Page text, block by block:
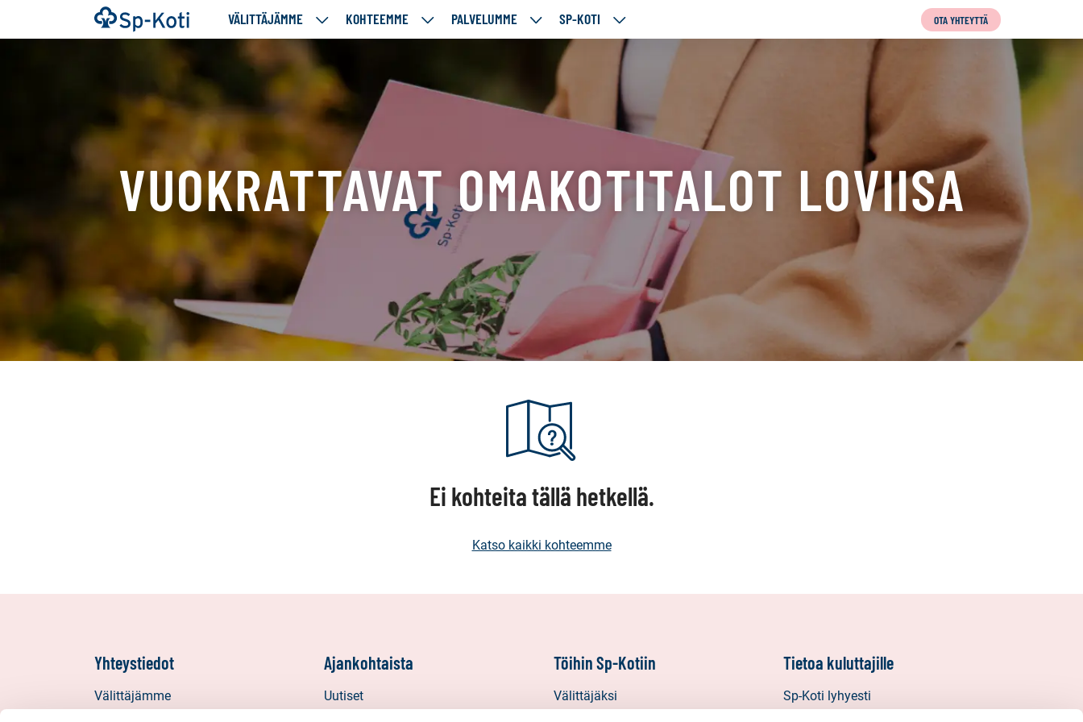
Siirry
sisältöön
Etusivu VÄLITTÄJÄMME
VÄLITTÄJÄMME
KOHTEEMME
KOHTEEMME
PALVELUMME
PALVELUMME
ALASIVUT
SP-KOTI
SP-
KOTI
ALASIVUT
OTA YHTEYTTÄ
VUOKRATTAVAT OMAKOTITALOT LOVIISA
Tällä
sivulla
näytetään
Ei kohteita tällä hetkellä.
Katso kaikki kohteemme
Yhteystiedot
Välittäjämme
Ajankohtaista
Uutiset
Töihin Sp-Kotiin
Välittäjäksi
Tietoa kuluttajille
Sp-Koti lyhyesti